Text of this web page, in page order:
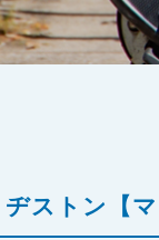
ストン【マ